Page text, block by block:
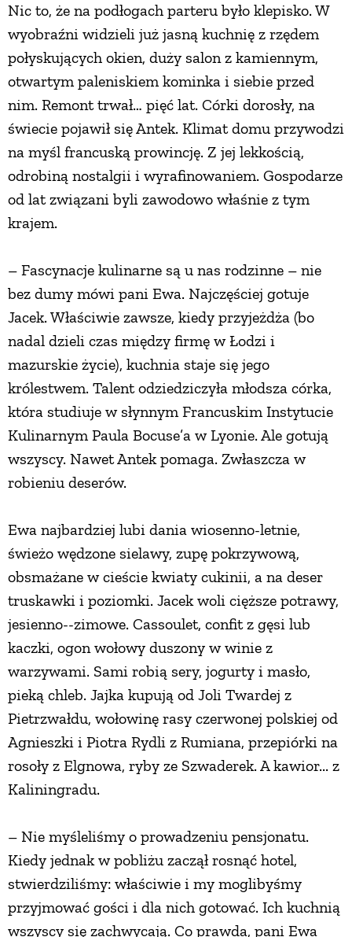
Nic to, że na podłogach parteru było klepisko. W
wyobraźni widzieli już jasną kuchnię z rzędem
połyskujących okien, duży salon z kamiennym,
otwartym paleniskiem kominka i siebie przed
nim. Remont trwał… pięć lat. Córki dorosły, na
świecie pojawił się Antek. Klimat domu przywodzi
na myśl francuską prowincję. Z jej lekkością,
odrobiną nostalgii i wyrafinowaniem. Gospodarze
od lat związani byli zawodowo właśnie z tym
krajem.
– Fascynacje kulinarne są u nas rodzinne – nie
bez dumy mówi pani Ewa. Najczęściej gotuje
Jacek. Właściwie zawsze, kiedy przyjeżdża (bo
nadal dzieli czas między firmę w Łodzi i
mazurskie życie), kuchnia staje się jego
królestwem. Talent odziedziczyła młodsza córka,
która studiuje w słynnym Francuskim Instytucie
Kulinarnym Paula Bocuse’a w Lyonie. Ale gotują
wszyscy. Nawet Antek pomaga. Zwłaszcza w
robieniu deserów.
Ewa najbardziej lubi dania wiosenno-letnie,
świeżo wędzone sielawy, zupę pokrzywową,
obsmażane w cieście kwiaty cukinii, a na deser
truskawki i poziomki. Jacek woli cięższe potrawy,
jesienno--zimowe. Cassoulet, confit z gęsi lub
kaczki, ogon wołowy duszony w winie z
warzywami. Sami robią sery, jogurty i masło,
pieką chleb. Jajka kupują od Joli Twardej z
Pietrzwałdu, wołowinę rasy czerwonej polskiej od
Agnieszki i Piotra Rydli z Rumiana, przepiórki na
rosoły z Elgnowa, ryby ze Szwaderek. A kawior... z
Kaliningradu.
– Nie myśleliśmy o prowadzeniu pensjonatu.
Kiedy jednak w pobliżu zaczął rosnąć hotel,
stwierdziliśmy: właściwie i my moglibyśmy
przyjmować gości i dla nich gotować. Ich kuchnią
wszyscy się zachwycają. Co prawda, pani Ewa
PRZYSTAWKI
ZUPY
DANIA GŁÓWNE
CIASTA I DESERY
DODATKI
INNE